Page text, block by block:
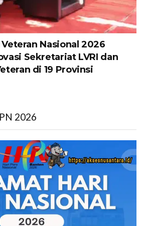
Nasional 2026
Sekretariat LVRI dan
di 19 Provinsi
2026